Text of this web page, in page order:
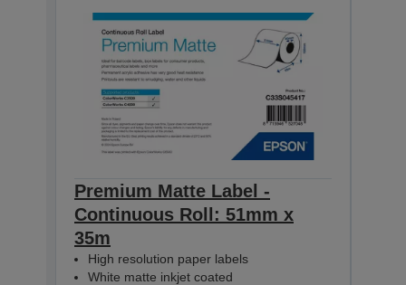
Premium Matte Label -
Continuous Roll: 51mm x
35m
High resolution paper labels
White matte inkjet coated